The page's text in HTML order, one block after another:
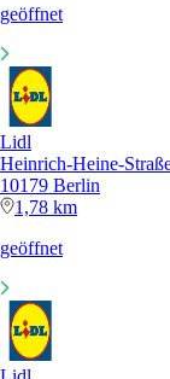
geöffnet
Lidl
Heinrich-Heine-
10179 Berlin
1,78 km
geöffnet